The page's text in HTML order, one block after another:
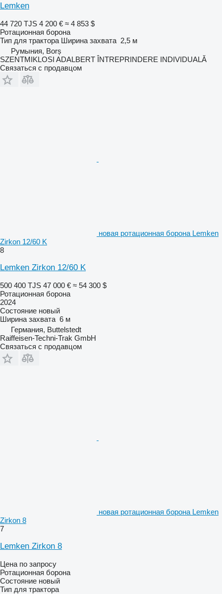
Lemken
44 720 TJS 4 200 € ≈ 4 853 $
Ротационная борона
Тип для трактора Ширина захвата 2,5 м
Румыния, Borș
SZENTMIKLOSI ADALBERT ÎNTREPRINDERE INDIVIDUALĂ
Связаться с продавцом
новая ротационная борона Lemken
Zirkon 12/60 K
8
Lemken Zirkon 12/60 K
500 400 TJS 47 000 € ≈ 54 300 $
Ротационная борона
2024
Состояние новый
Ширина захвата 6 м
Германия, Buttelstedt
Raiffeisen-Techni-Trak GmbH
Связаться с продавцом
новая ротационная борона Lemken
Zirkon 8
7
Lemken Zirkon 8
Цена по запросу
Ротационная борона
Состояние новый
Тип для трактора